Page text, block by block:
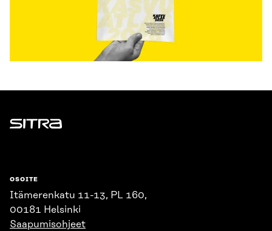
Sitra
OSOITE
Itämerenkatu 11-13, PL 160,
00181 Helsinki
Saapumisohjeet